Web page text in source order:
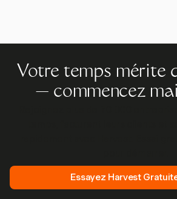
Votre temps mérite
— commencez
Essayez Harvest